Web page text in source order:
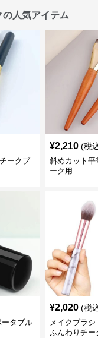
の人気アイテム
ークブ
¥2,210 (税
斜めカット平
ーク用
ータブル
¥2,020 (税
メイクブラ
ふんわりチー